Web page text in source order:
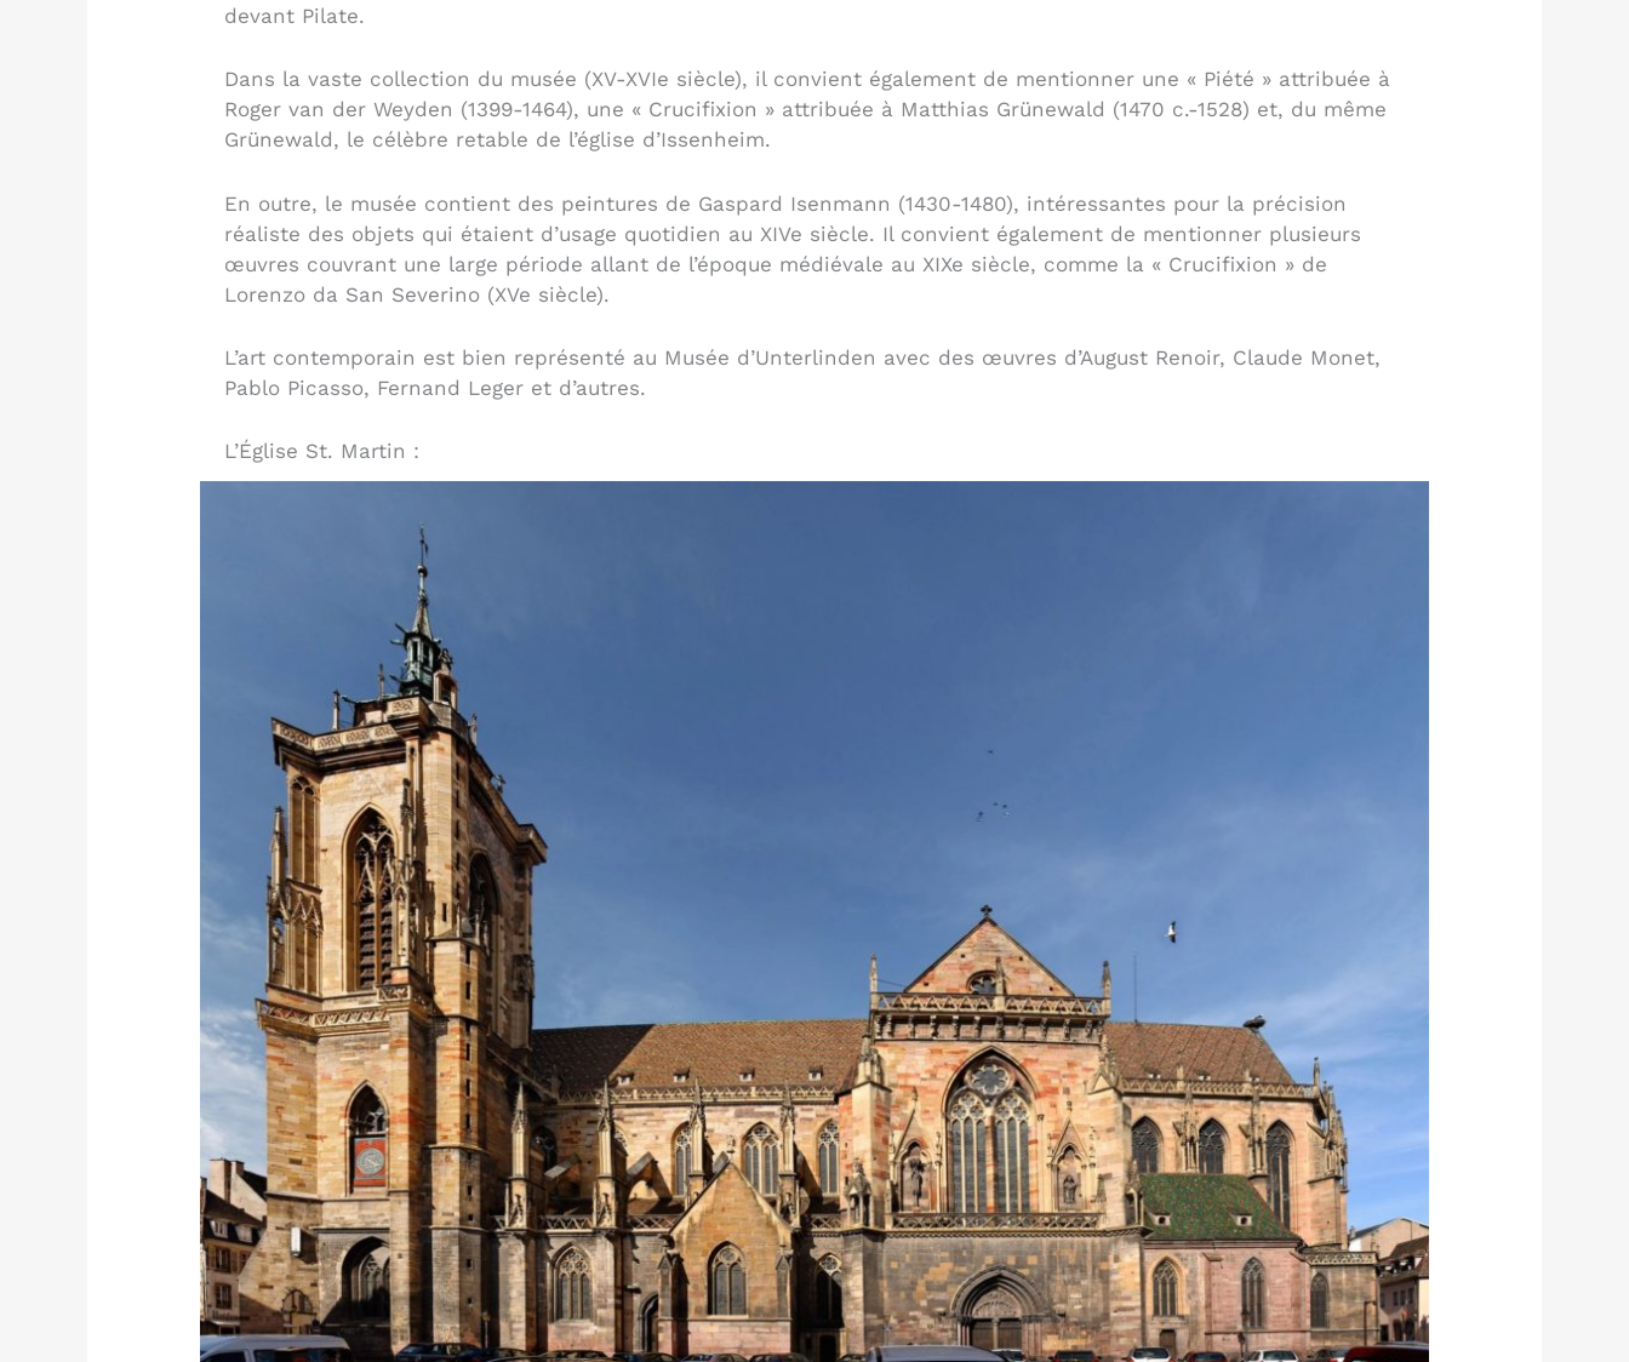
devant Pilate.
Dans la vaste collection du musée (XV-XVIe siècle), il convient également de mentionner une « Piété » attribuée à
Roger van der Weyden (1399-1464), une « Crucifixion » attribuée à Matthias Grünewald (1470 c.-1528) et, du même
Grünewald, le célèbre retable de l’église d’Issenheim.
En outre, le musée contient des peintures de Gaspard Isenmann (1430-1480), intéressantes pour la précision
réaliste des objets qui étaient d’usage quotidien au XIVe siècle. Il convient également de mentionner plusieurs
œuvres couvrant une large période allant de l’époque médiévale au XIXe siècle, comme la « Crucifixion » de
Lorenzo da San Severino (XVe siècle).
L’art contemporain est bien représenté au Musée d’Unterlinden avec des œuvres d’August Renoir, Claude Monet,
Pablo Picasso, Fernand Leger et d’autres.
L’Église St. Martin :